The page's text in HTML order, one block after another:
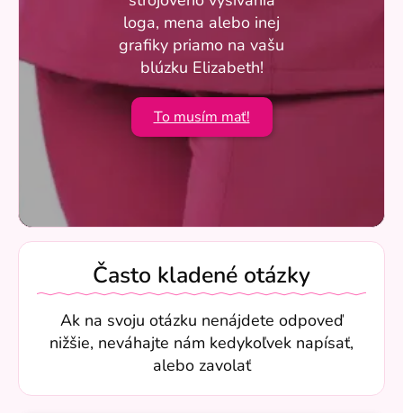
loga, mena alebo inej
grafiky priamo na vašu
blúzku Elizabeth!
To musím mať!
Často kladené otázky
Ak na svoju otázku nenájdete odpoveď
nižšie, neváhajte nám kedykoľvek napísať,
alebo zavolať